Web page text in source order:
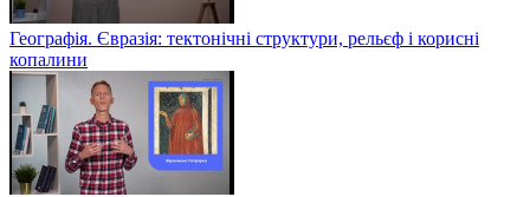
Географія. Євразія: тектонічні структури, рельєф і корисні
копалини